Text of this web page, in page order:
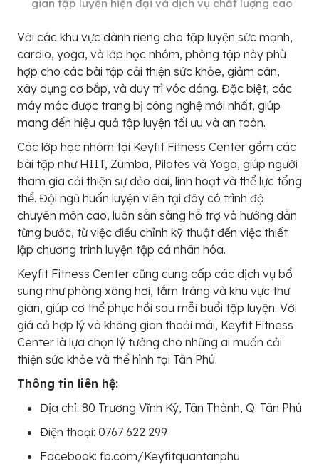
gian tập luyện hiện đại và dịch vụ chất lượng cao
Với các khu vực dành riêng cho tập luyện sức mạnh,
cardio, yoga, và lớp học nhóm, phòng tập này phù
hợp cho các bài tập cải thiện sức khỏe, giảm cân,
xây dựng cơ bắp, và duy trì vóc dáng. Đặc biệt, các
máy móc được trang bị công nghệ mới nhất, giúp
mang đến hiệu quả tập luyện tối ưu và an toàn.
Các lớp học nhóm tại Keyfit Fitness Center gồm các
bài tập như HIIT, Zumba, Pilates và Yoga, giúp người
tham gia cải thiện sự dẻo dai, linh hoạt và thể lực tổng
thể. Đội ngũ huấn luyện viên tại đây có trình độ
chuyên môn cao, luôn sẵn sàng hỗ trợ và hướng dẫn
từng bước, từ việc điều chỉnh kỹ thuật đến việc thiết
lập chương trình luyện tập cá nhân hóa.
Keyfit Fitness Center cũng cung cấp các dịch vụ bổ
sung như phòng xông hơi, tắm tráng và khu vực thư
giãn, giúp cơ thể phục hồi sau mỗi buổi tập luyện. Với
giá cả hợp lý và không gian thoải mái, Keyfit Fitness
Center là lựa chọn lý tưởng cho những ai muốn cải
thiện sức khỏe và thể hình tại Tân Phú.
Thông tin liên hệ:
Địa chỉ: 80 Trương Vĩnh Ký, Tân Thành, Q. Tân Phú
Điện thoại: 0767 622 299
Facebook: fb.com/Keyfitquantanphu